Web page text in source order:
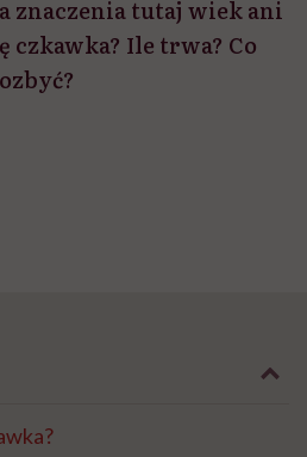
znaczenia tutaj wiek ani
czkawka? Ile trwa? Co